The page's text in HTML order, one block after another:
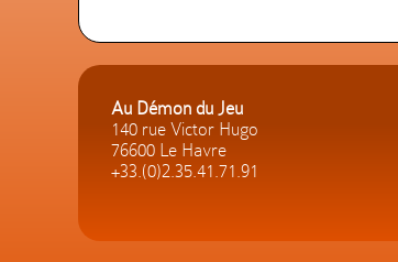
Au Démon du Jeu
140 rue Victor Hugo
76600 Le Havre
+33.(0)2.35.41.71.91